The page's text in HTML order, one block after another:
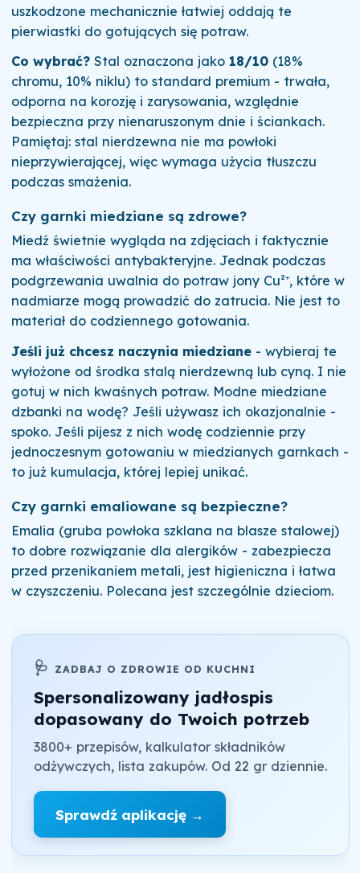
uszkodzone mechanicznie łatwiej oddają te
pierwiastki do gotujących się potraw.
Co wybrać?Stal oznaczona jako 18/10(18%
chromu, 10% niklu) to standard premium - trwała,
odporna na korozję i zarysowania, względnie
bezpieczna przy nienaruszonym dnie i ściankach.
Pamiętaj: stal nierdzewna nie ma powłoki
nieprzywierającej, więc wymaga użycia tłuszczu
podczas smażenia.
Czy garnki miedziane są zdrowe?
Miedź świetnie wygląda na zdjęciach i faktycznie
ma właściwości antybakteryjne. Jednak podczas
podgrzewania uwalnia do potraw jony Cu²⁺, które w
nadmiarze mogą prowadzić do zatrucia. Nie jest to
materiał do codziennego gotowania.
Jeśli już chcesz naczynia miedziane- wybieraj te
wyłożone od środka stalą nierdzewną lub cyną. I nie
gotuj w nich kwaśnych potraw. Modne miedziane
dzbanki na wodę? Jeśli używasz ich okazjonalnie -
spoko. Jeśli pijesz z nich wodę codziennie przy
jednoczesnym gotowaniu w miedzianych garnkach -
to już kumulacja, której lepiej unikać.
Czy garnki emaliowane są bezpieczne?
Emalia (gruba powłoka szklana na blasze stalowej)
to dobre rozwiązanie dla alergików - zabezpiecza
przed przenikaniem metali, jest higieniczna i łatwa
w czyszczeniu. Polecana jest szczególnie dzieciom.
🩺 ZADBAJ O ZDROWIE OD KUCHNI
Spersonalizowany jadłospis
dopasowany do Twoich potrzeb
3800+ przepisów, kalkulator składników
odżywczych, lista zakupów. Od 22 gr dziennie.
Sprawdź aplikację →